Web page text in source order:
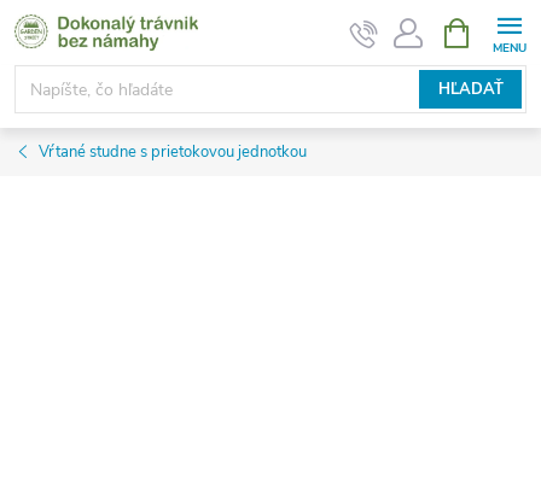
Prejsť
na
obsah
HĽADAŤ
KOŠÍK
Vŕtané studne s prietokovou jednotkou